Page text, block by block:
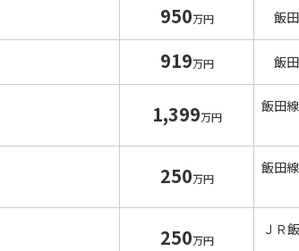
950万円 飯
919万円 飯
1,399万円
飯田
250万円
飯田
250万円
ＪＲ